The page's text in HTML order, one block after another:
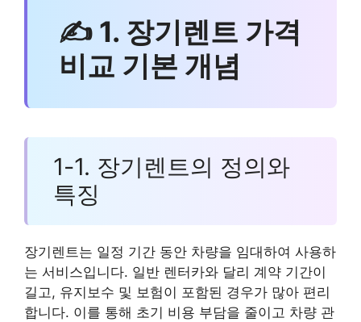
✍ 1. 장기렌트 가격
비교 기본 개념
1-1. 장기렌트의 정의와
특징
장기렌트는 일정 기간 동안 차량을 임대하여 사용하
는 서비스입니다. 일반 렌터카와 달리 계약 기간이
길고, 유지보수 및 보험이 포함된 경우가 많아 편리
합니다. 이를 통해 초기 비용 부담을 줄이고 차량 관